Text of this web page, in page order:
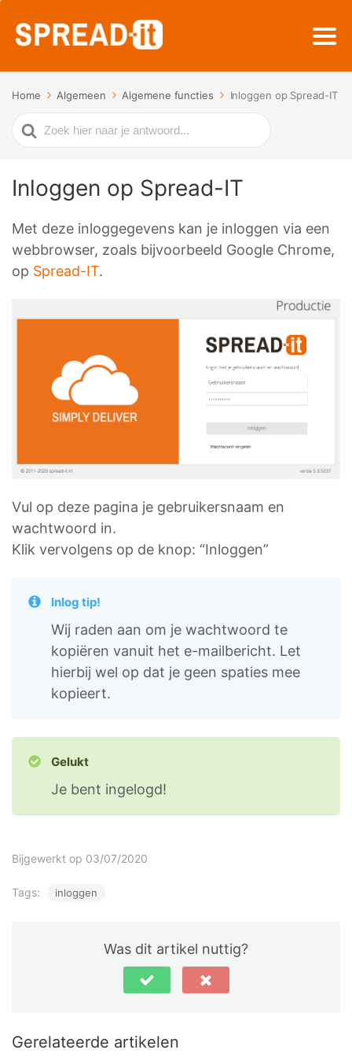
Home Algemeen Algemene functies Inloggen op Spread-IT
Zoek
naar
Inloggen op Spread-IT
Met deze inloggegevens kan je inloggen via een
webbrowser, zoals bijvoorbeeld Google Chrome,
op Spread-IT.
Vul op deze pagina je gebruikersnaam en
wachtwoord in.
Klik vervolgens op de knop: “Inloggen”
Inlog tip!
Wij raden aan om je wachtwoord te
kopiëren vanuit het e-mailbericht. Let
hierbij wel op dat je geen spaties mee
kopieert.
Gelukt
Je bent ingelogd!
Bijgewerkt op 03/07/2020
Tags: inloggen
Was dit artikel nuttig?
Gerelateerde artikelen